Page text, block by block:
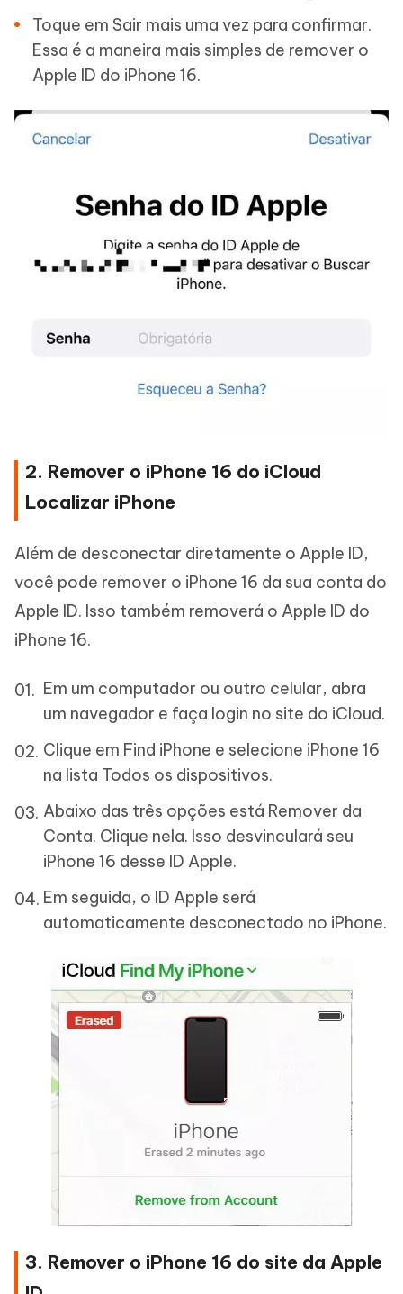
Toque em Sair mais uma vez para confirmar.
Essa é a maneira mais simples de remover o
Apple ID do iPhone 16.
2. Remover o iPhone 16 do iCloud
Localizar iPhone
Além de desconectar diretamente o Apple ID,
você pode remover o iPhone 16 da sua conta do
Apple ID. Isso também removerá o Apple ID do
iPhone 16.
Em um computador ou outro celular, abra
um navegador e faça login no site do iCloud.
Clique em Find iPhone e selecione iPhone 16
na lista Todos os dispositivos.
Abaixo das três opções está Remover da
Conta. Clique nela. Isso desvinculará seu
iPhone 16 desse ID Apple.
Em seguida, o ID Apple será
automaticamente desconectado no iPhone.
3. Remover o iPhone 16 do site da Apple